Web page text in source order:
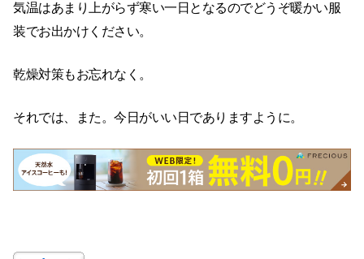
気温はあまり上がらず寒い一日となるのでどうぞ暖かい服
装でお出かけください。
乾燥対策もお忘れなく。
それでは、また。今日がいい日でありますように。